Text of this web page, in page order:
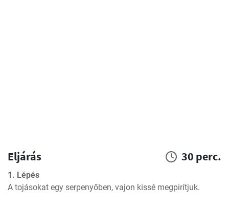
Eljárás 30 perc.
1. Lépés
A tojásokat egy serpenyőben, vajon kissé megpirítjuk.